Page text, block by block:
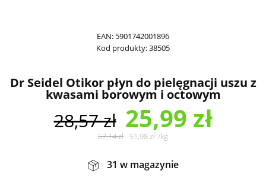
EAN: 5901742001896
Kod produkty:38505
Dr Seidel Otikor płyn do pielęgnacji uszu z
kwasami borowym i octowym
28,57zł 25,99 zł
57,14zł 51,98zł /kg
31 w magazynie